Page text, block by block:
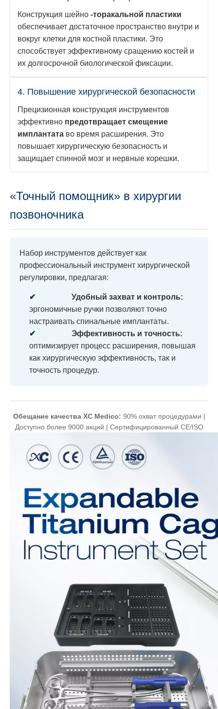
Конструкция шейно -торакальной пластики
обеспечивает достаточное пространство внутри и
вокруг клетки для костной пластики. Это
способствует эффективному сращению костей и
их долгосрочной биологической фиксации.
4. Повышение хирургической безопасности
Прецизионная конструкция инструментов
эффективно предотвращает смещение
имплантата во время расширения. Это
повышает хирургическую безопасность и
защищает спинной мозг и нервные корешки.
«Точный помощник» в хирургии
позвоночника
Набор инструментов действует как
профессиональный инструмент хирургической
регулировки, предлагая:
✔
Удобный захват и контроль:
эргономичные ручки позволяют точно
настраивать спинальные имплантаты.
✔
Эффективность и точность:
оптимизирует процесс расширения, повышая
как хирургическую эффективность, так и
точность процедур.
Обещание качества XC Medico: 90% охват процедурами |
Доступно более 9000 акций | Сертифицированный CE/ISO